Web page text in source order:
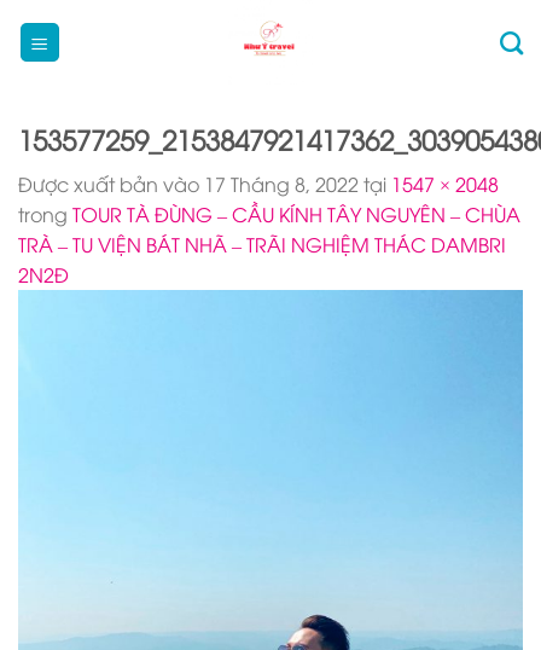
qua
Được xuất bản vào 17 Tháng 8, 2022 tại 1547 × 2048
trong TOUR TÀ ĐÙNG – CẦU KÍNH TÂY NGUYÊN – CHÙA
TRÀ – TU VIỆN BÁT NHÃ – TRÃI NGHIỆM THÁC DAMBRI
2N2Đ